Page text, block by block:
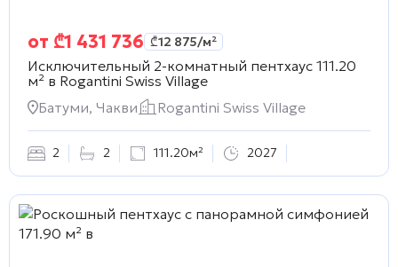
от ₾1 431 736 ₾12 875/м²
Исключительный 2-комнатный пентхаус 111.20
м² в Rogantini Swiss Village
Батуми, Чакви
Rogantini Swiss Village
2 2 111.20м² 2027